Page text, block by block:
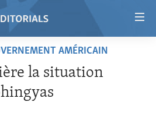
AMÉRICAIN
la situation